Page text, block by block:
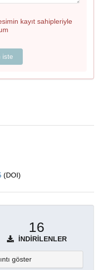
kayıt sahipleriyle
iste
(DOI)
16
İNDIRILENLER
göster